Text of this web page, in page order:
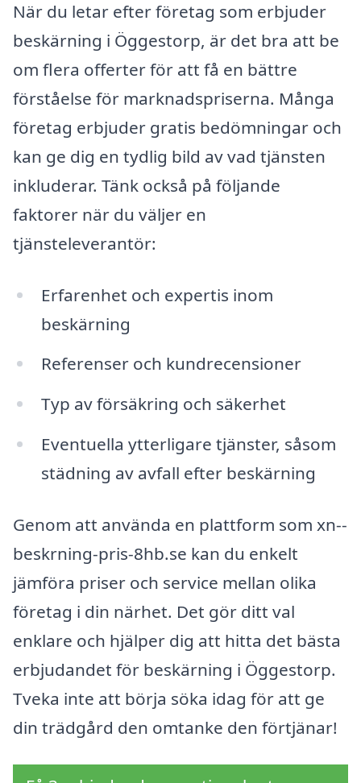
När du letar efter företag som erbjuder
beskärning i Öggestorp, är det bra att be
om flera offerter för att få en bättre
förståelse för marknadspriserna. Många
företag erbjuder gratis bedömningar och
kan ge dig en tydlig bild av vad tjänsten
inkluderar. Tänk också på följande
faktorer när du väljer en
tjänsteleverantör:
Erfarenhet och expertis inom
beskärning
Referenser och kundrecensioner
Typ av försäkring och säkerhet
Eventuella ytterligare tjänster, såsom
städning av avfall efter beskärning
Genom att använda en plattform som xn--
beskrning-pris-8hb.se kan du enkelt
jämföra priser och service mellan olika
företag i din närhet. Det gör ditt val
enklare och hjälper dig att hitta det bästa
erbjudandet för beskärning i Öggestorp.
Tveka inte att börja söka idag för att ge
din trädgård den omtanke den förtjänar!